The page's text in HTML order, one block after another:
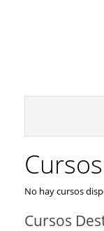
No hay cursos
Cursos